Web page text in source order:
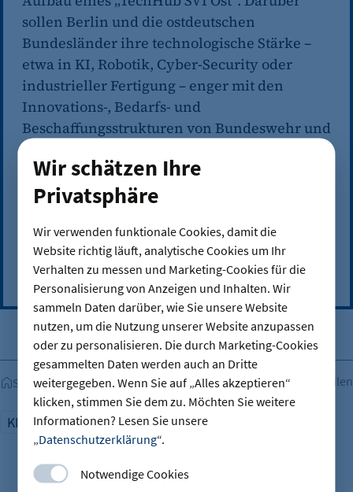
Wir schätzen Ihre
Privatsphäre
Wir verwenden funktionale Cookies, damit die
Website richtig läuft, analytische Cookies um Ihr
Verhalten zu messen und Marketing-Cookies für die
Personalisierung von Anzeigen und Inhalten. Wir
sammeln Daten darüber, wie Sie unsere Website
nutzen, um die Nutzung unserer Website anzupassen
oder zu personalisieren. Die durch Marketing-Cookies
gesammelten Daten werden auch an Dritte
weitergegeben. Wenn Sie auf „Alles akzeptieren“
klicken, stimmen Sie dem zu. Möchten Sie weitere
Informationen? Lesen Sie unsere
„Datenschutzerklärung“.
Notwendige Cookies
sollen Berlin und die ostdeutschen
Bundesländer ihre technologische Stärke –
etwa in KI, Robotik, Cyber-Security oder
industrieller Fertigung – enger mit den
Innovations‑, Bedarfs‑ und
Beschaffungsstrukturen von Bundeswehr und
Sicherheitsakteuren verzahnen. Das Papier
wurde unter Federführung des IHK-
Themenausschusses „Innovative und
wissensgetriebene Stadt“ erarbeitet. Zudem
wurden konkrete Bedarfe und Maßnahmen
im Austausch mit Industrieunternehmen und
Start-ups aus dem Defence-Bereich diskutiert.
Startseite Teilen
KI Sicherheit Digitalisierung